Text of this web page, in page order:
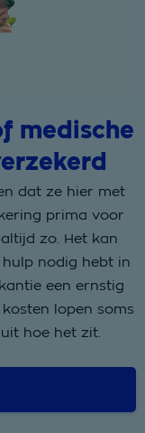
medische
dat ze hier met
prima voor
zo. Het kan
nodig hebt in
een ernstig
lopen soms
hoe het zit.